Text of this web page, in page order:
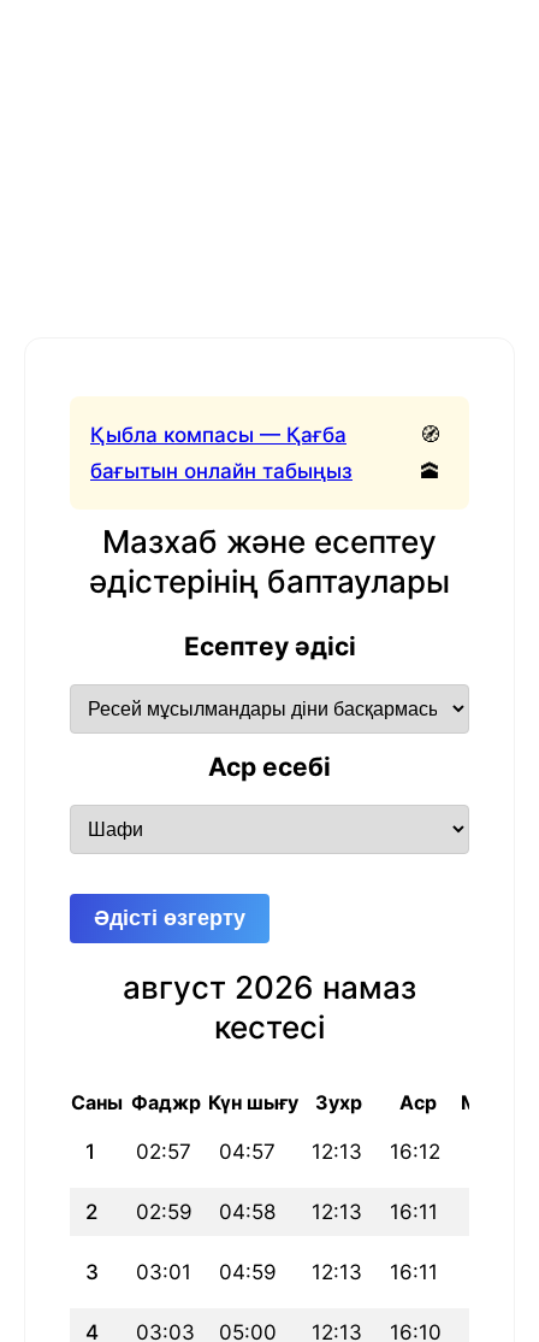
Қыбла компасы — Қағба
бағытын онлайн табыңыз
🧭
🕋
Мазхаб және есептеу
әдістерінің баптаулары
Есептеу әдісі
Аср есебі
Әдісті өзгерту
август 2026 намаз
кестесі
Саны Фаджр Күн шығу Зухр Аср Магриб
1 02:57 04:57 12:13 16:12
2 02:59 04:58 12:13 16:11
3 03:01 04:59 12:13 16:11
4 03:03 05:00 12:13 16:10